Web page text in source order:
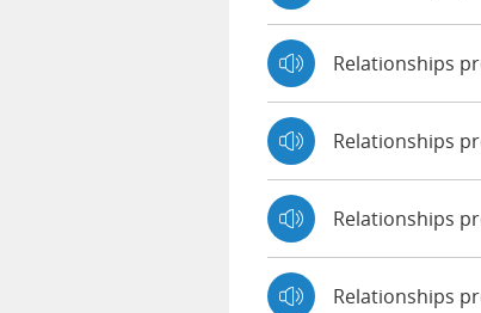
Relationships
Relationships
Relationships
Relationships